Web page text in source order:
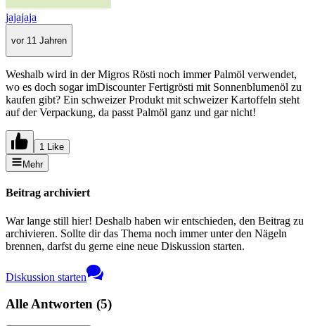
jajajaja
vor 11 Jahren
Weshalb wird in der Migros Rösti noch immer Palmöl verwendet,
wo es doch sogar imDiscounter Fertigrösti mit Sonnenblumenöl zu
kaufen gibt? Ein schweizer Produkt mit schweizer Kartoffeln steht
auf der Verpackung, da passt Palmöl ganz und gar nicht!
1 Like
Mehr
Beitrag archiviert
War lange still hier! Deshalb haben wir entschieden, den Beitrag zu
archivieren. Sollte dir das Thema noch immer unter den Nägeln
brennen, darfst du gerne eine neue Diskussion starten.
Diskussion starten
Alle Antworten (5)